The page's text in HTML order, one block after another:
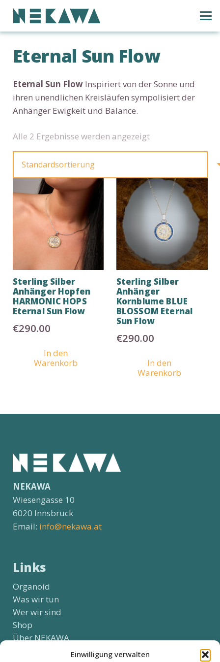
Einwilligung verwalten
Eternal Sun Flow
Eternal Sun FlowInspiriert von der Sonne und
ihren unendlichen Kreisläufen sympolisiert der
Anhänger Ewigkeit und Balance.
Alle 2 Ergebnisse werden angezeigt
Sterling Silber
Anhänger Hopfen
HARMONIC HOPS
Eternal Sun Flow
€290.00
In den
Warenkorb
Sterling Silber
Anhänger
Kornblume BLUE
BLOSSOM Eternal
Sun Flow
€290.00
In den
Warenkorb
NEKAWA
Wiesengasse 10
6020 Innsbruck
Email: info@nekawa.at
Links
Organoid
Was wir tun
Wer wir sind
Shop
Über NEKAWA